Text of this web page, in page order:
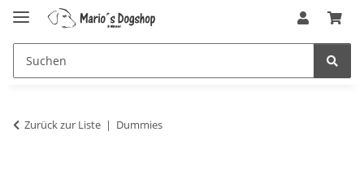
Zurück zur Liste Dummies